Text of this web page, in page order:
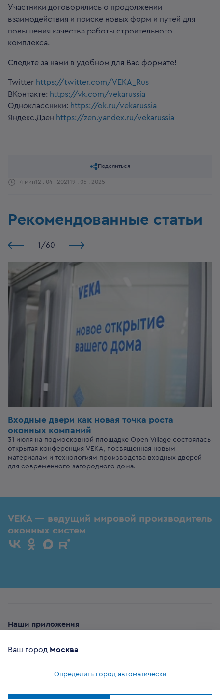
Участники договорились о продолжении
взаимодействия и поиске новых форм и путей для
повышения качества работы строительного
комплекса.
Следите за нами в удобном для Вас формате!
Twitter https://twitter.com/VEKA_Rus
ВКонтакте: https://vk.com/vekarussia
Одноклассники: https://ok.ru/vekarussia
Яндекс.Дзен https://zen.yandex.ru/vekarussia
4 мин12 . 04 . 2021 19 . 05 . 2025
Поделиться
Рекомендованные статьи
1 /60
Входные двери как новая точка роста
оконных компаний
31 июля на подмосковной площадке Open Village состоялась
открытая конференция VEKA, посвящённая новым
материалам и технологиям производства входных дверей
для современного загородного дома.
Мы используем cookies
VEKA — ведущий мировой производитель
оконных систем
Наши приложения
Ваш город Москва
Определить город автоматически